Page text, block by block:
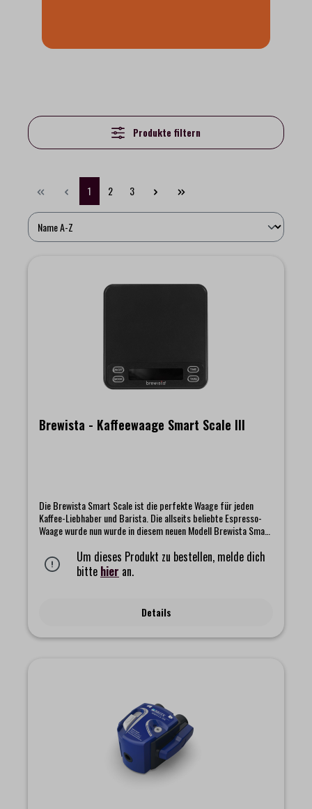
Produkte filtern
1 2 3
Brewista - Kaffeewaage Smart Scale III
Die Brewista Smart Scale ist die perfekte Waage für jeden
Kaffee-Liebhaber und Barista. Die allseits beliebte Espresso-
Waage wurde nun wurde in diesem neuen Modell Brewista Smart
kommt in einem minimalistischen und einfachen Design mit 5
praktischen Modi. Mit einer Genauigkeit von 0,1 Gramm kann
diese Waage zur exakten Bestimmungen des Gewichts für
Materialien: ABS-Kunststoff und rostfreier Stahl- Messbereich:
0,1 – 2.000 g- Energieversorgung: wiederaufladbarer Lithium-
Tiefe 10,5 cm- Gewicht: ca. 165 g- wasserabweisende
mitgeliefert)- USB-Kabel (Typ C)- Gebrauchsanweisung
Um dieses Produkt zu bestellen, melde dich
bitte hier an.
Details